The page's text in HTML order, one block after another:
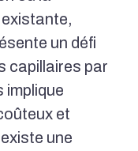
un défi
capillaires par
implique
et
une